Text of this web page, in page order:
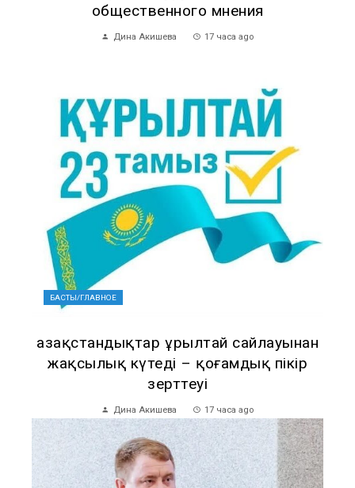
общественного мнения
Дина Акишева 17 часа ago
БАСТЫ/ГЛАВНОЕ
Қазақстандықтар Құрылтай сайлауынан
жақсылық күтеді – қоғамдық пікір
зерттеуі
Дина Акишева 17 часа ago